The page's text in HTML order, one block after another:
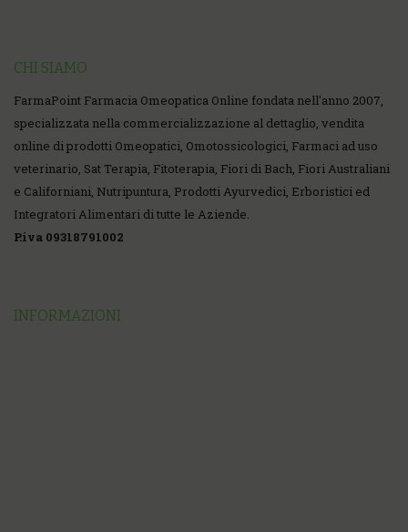
CHI SIAMO
FarmaPoint Farmacia Omeopatica Online fondata nell'anno 2007,
specializzata nella commercializzazione al dettaglio, vendita
online di prodotti Omeopatici, Omotossicologici, Farmaci ad uso
veterinario, Sat Terapia, Fitoterapia, Fiori di Bach, Fiori Australiani
e Californiani, Nutripuntura, Prodotti Ayurvedici, Erboristici ed
Integratori Alimentari di tutte le Aziende.
P.iva 09318791002
INFORMAZIONI